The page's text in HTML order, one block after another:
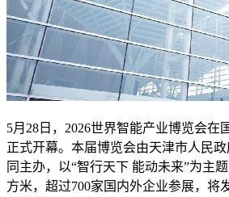
5月28日，2026世界智能产业博览会在
正式开幕。本届博览会由天津市人民
同主办，以“智行天下 能动未来”为主
方米，超过700家国内外企业参展，将